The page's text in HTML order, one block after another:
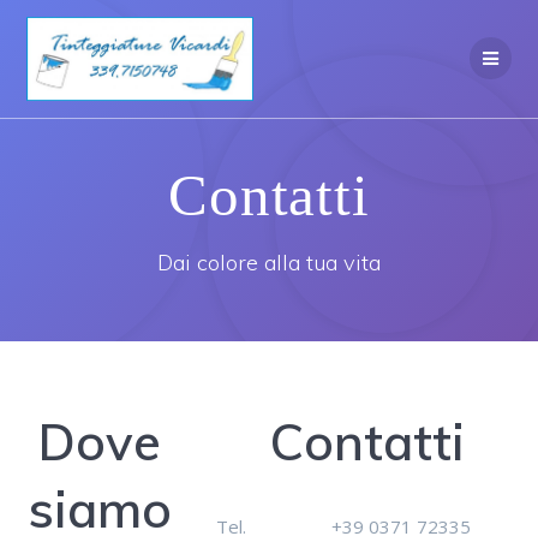
Contatti
Dai colore alla tua vita
Dove
siamo
Contatti
Tel. +39 0371 72335